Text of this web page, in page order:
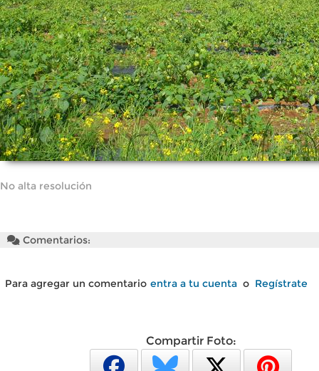
No alta resolución
Comentarios:
Para agregar un comentario entra a tu cuenta o Regístrate
Compartir Foto: